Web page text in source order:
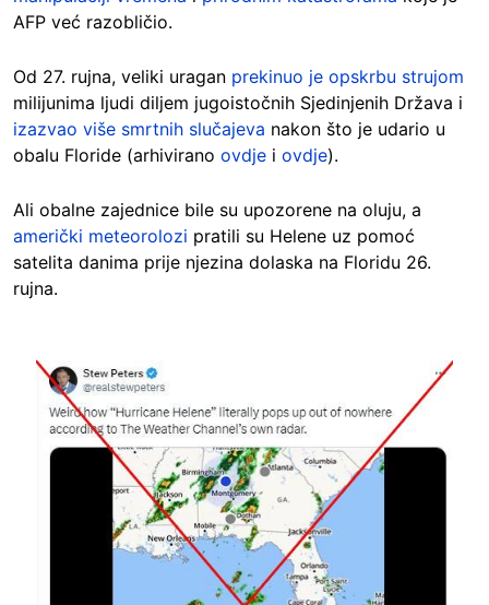
AFP već razobličio.
Od 27. rujna, veliki uragan prekinuo je opskrbu strujom
milijunima ljudi diljem jugoistočnih Sjedinjenih Država i
izazvao više smrtnih slučajeva nakon što je udario u
obalu Floride (arhivirano ovdje i ovdje).
Ali obalne zajednice bile su upozorene na oluju, a
američki meteorolozi pratili su Helene uz pomoć
satelita danima prije njezina dolaska na Floridu 26.
rujna.
Image